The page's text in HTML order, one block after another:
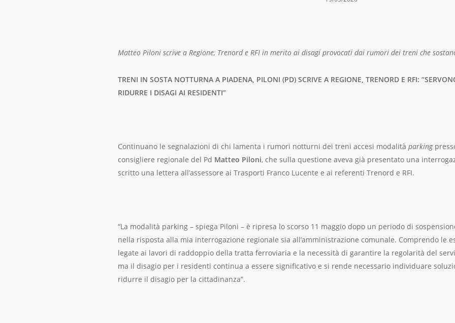
Matteo Piloni scrive a Regione, Trenord e RFI in merito ai disagi provocati dai rumori dei treni che
TRENI IN SOSTA NOTTURNA A PIADENA, PILONI (PD) SCRIVE A REGIONE, TRENORD E RFI:
RIDURRE I DISAGI AI RESIDENTI”
Continuano le segnalazioni di chi lamenta i rumori notturni dei treni accesi modalità parking
consigliere regionale del Pd Matteo Piloni, che sulla questione aveva già presentato una
scritto una lettera all’assessore ai Trasporti Franco Lucente e ai referenti Trenord e RFI.
“La modalità parking – spiega Piloni – è ripresa lo scorso 11 maggio dopo un periodo di
nella risposta alla mia interrogazione regionale sia all’amministrazione comunale. Comprendo le
legate ai lavori di raddoppio della tratta ferroviaria e la necessità di garantire la regolarità del
ma il disagio per i residenti continua a essere significativo e si rende necessario individuare
ridurre il disagio per la cittadinanza”.